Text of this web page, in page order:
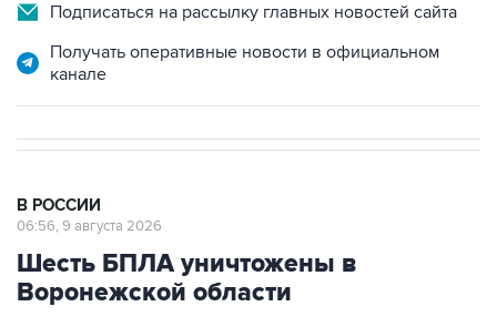
Подписаться на рассылку главных новостей сайта
Получать оперативные новости в официальном
канале
В РОССИИ
06:56, 9 августа 2026
Шесть БПЛА уничтожены в
Воронежской области